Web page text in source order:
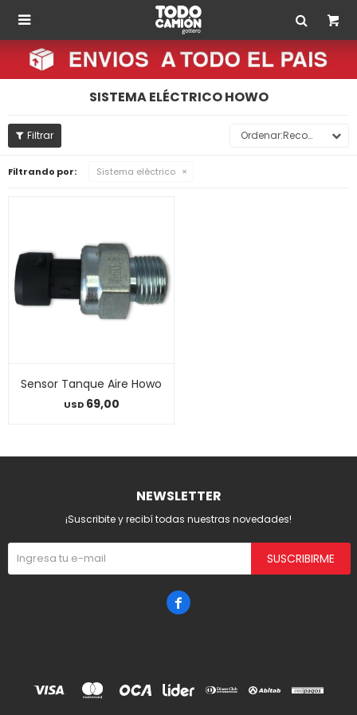

SISTEMA ELÉCTRICO HOWO
Recomendados
Filtrando por: Sistema eléctrico
Sensor Tanque Aire Howo
USD 69,00
NEWSLETTER
¡Suscribite y recibí todas nuestras novedades!
SUSCRIBIRME
